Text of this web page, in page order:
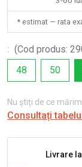
* estimat — rata
: (Cod produs:
48
50
Nu știți de ce
Consultați
Livrare